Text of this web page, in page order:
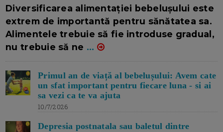
Diversificarea alimentației bebelușului este
extrem de importantă pentru sănătatea sa.
Alimentele trebuie să fie introduse gradual,
nu trebuie să ne ...
Primul an de viață al bebelușului: Avem cate
un sfat important pentru fiecare luna - si ai
sa vezi ca te va ajuta
10/7/2026
Depresia postnatala sau baletul dintre